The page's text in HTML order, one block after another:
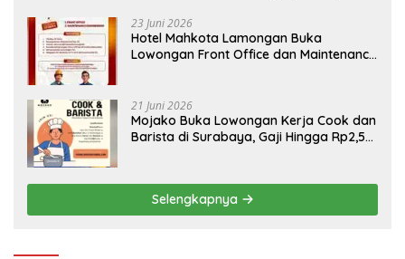
23 Juni 2026
Hotel Mahkota Lamongan Buka
Lowongan Front Office dan Maintenance
21 Juni 2026
Mojako Buka Lowongan Kerja Cook dan
Barista di Surabaya, Gaji Hingga Rp2,5
Selengkapnya